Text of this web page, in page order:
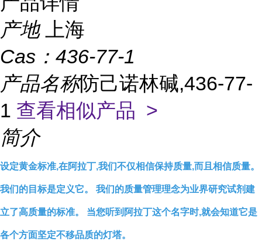
产地
上海
Cas： 436-77-1
产品名称防己诺林碱,436-77-
1 查看相似产品 >
简介
设定黄金标准,在阿拉丁,我们不仅相信保持质量,而且相信质量。
我们的目标是定义它。 我们的质量管理理念为业界研究试剂建
立了高质量的标准。 当您听到阿拉丁这个名字时,就会知道它是
各个方面坚定不移品质的灯塔。